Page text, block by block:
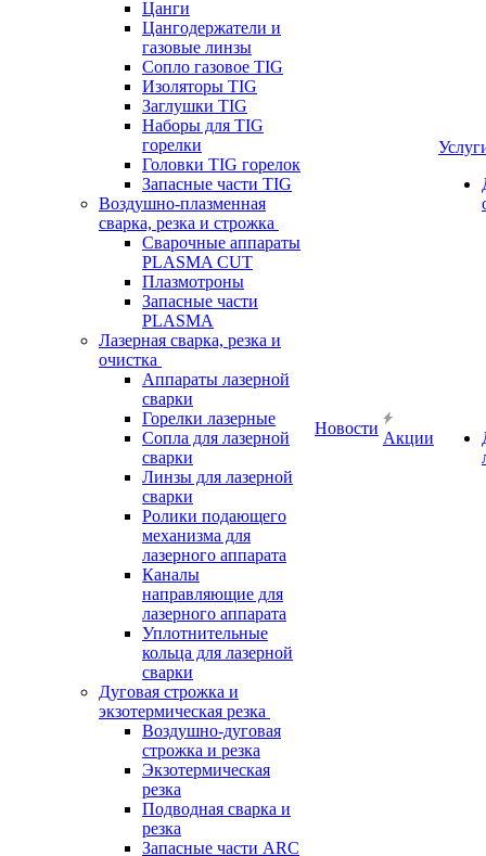
Цанги
Цангодержатели и
газовые линзы
Сопло газовое TIG
Изоляторы TIG
Заглушки TIG
Наборы для TIG
горелки
Головки TIG горелок
Запасные части TIG
Воздушно-плазменная
сварка, резка и строжка
Сварочные аппараты
PLASMA CUT
Плазмотроны
Запасные части
PLASMA
Лазерная сварка, резка и
очистка
Аппараты лазерной
сварки
Горелки лазерные
Сопла для лазерной
сварки
Линзы для лазерной
сварки
Ролики подающего
механизма для
лазерного аппарата
Каналы
направляющие для
лазерного аппарата
Уплотнительные
кольца для лазерной
сварки
Дуговая строжка и
экзотермическая резка
Воздушно-дуговая
строжка и резка
Экзотермическая
резка
Подводная сварка и
резка
Запасные части ARC
Новости
Акции